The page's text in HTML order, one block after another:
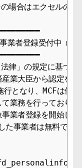
場合はエクセルの
業者登録受付中 ■□
律」の規定に基づき
業大臣から認定を
となり、MCFは個
業務を行っておりま
業者登録を開始し
た事業者は無料でご